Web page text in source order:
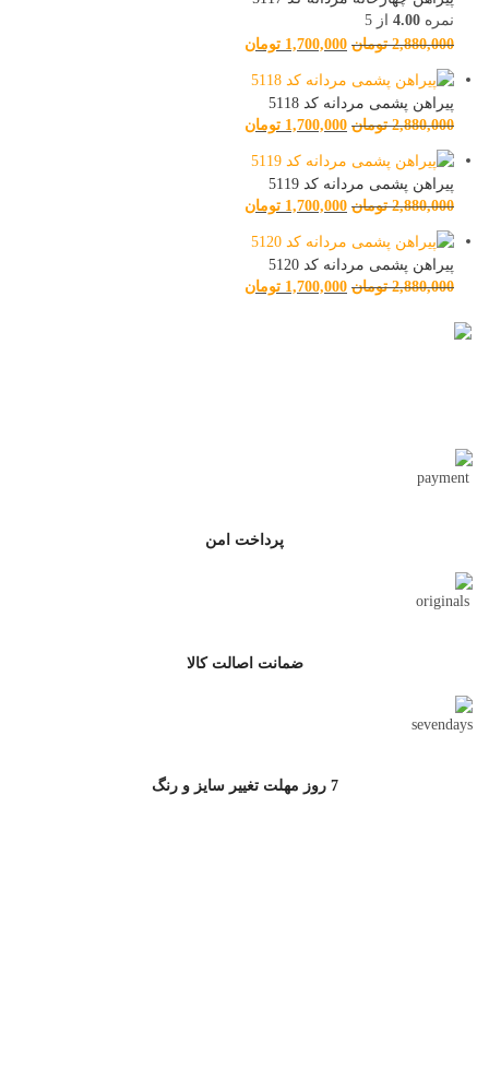
نمره 4.00 از 5
2,880,000 تومان 1,700,000 تومان
پیراهن پشمی مردانه کد 5118
2,880,000 تومان 1,700,000 تومان
پیراهن پشمی مردانه کد 5119
2,880,000 تومان 1,700,000 تومان
پیراهن پشمی مردانه کد 5120
2,880,000 تومان 1,700,000 تومان
پرداخت امن
ضمانت اصالت کالا
7 روز مهلت تغییر سایز و رنگ